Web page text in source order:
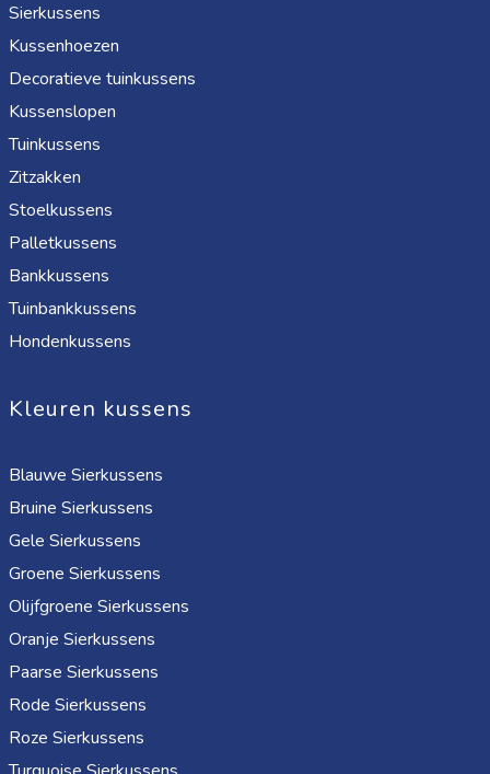
Sierkussens
Kussenhoezen
Decoratieve tuinkussens
Kussenslopen
Tuinkussens
Zitzakken
Stoelkussens
Palletkussens
Bankkussens
Tuinbankkussens
Hondenkussens
Kleuren kussens
Blauwe Sierkussens
Bruine Sierkussens
Gele Sierkussens
Groene Sierkussens
Olijfgroene Sierkussens
Oranje Sierkussens
Paarse Sierkussens
Rode Sierkussens
Roze Sierkussens